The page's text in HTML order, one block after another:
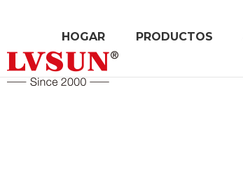
HOGAR PRODUCTOS